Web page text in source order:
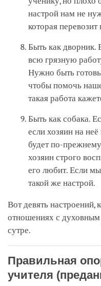
настрой нам не
которая перевозит
Быть как
всю грязную
Нужно быть
чтобы помочь
такая работа
Быть как собака.
если хозяин на
будет по-
хозяин строго
его любит. Если мы
такой же настрой.
Вот девять
отношениях с
сутре.
Правильная
учителя